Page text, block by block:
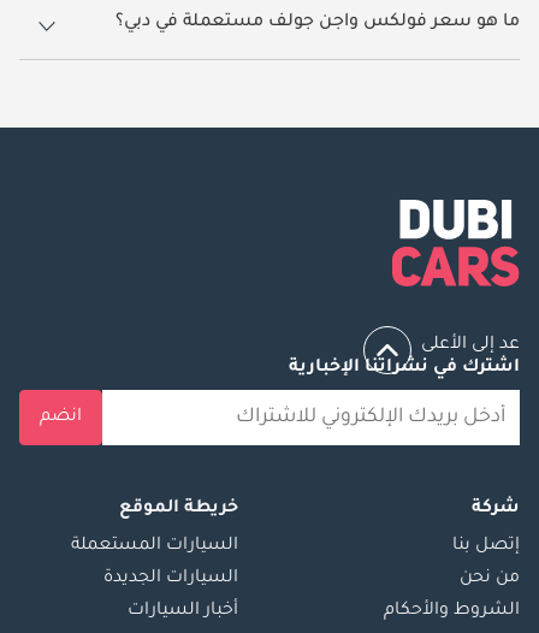
ما هو سعر فولكس واجن جولف مستعملة في دبي؟
يبدأ سعر سيارة فولكس واجن جولف مستعملة في دبي 27,500.
عد إلى الأعلى
اشترك في نشراتنا الإخبارية
انضم
شركة
إتصل بنا
من نحن
الشروط والأحكام
خريطة الموقع
السيارات المستعملة
السيارات الجديدة
أخبار السيارات